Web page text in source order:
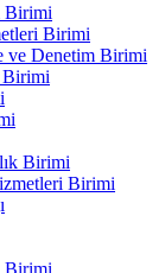
Birimi
Birimi
ve Denetim Birimi
Birimi
Birimi
Birimi
Birimi